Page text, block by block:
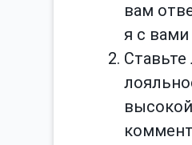
вам
я с вами